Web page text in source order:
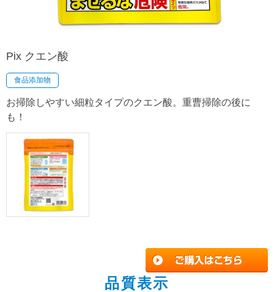
Pix クエン酸
食品添加物
お掃除しやすい細粒タイプのクエン酸。重曹掃除の後に
も！
品質表示